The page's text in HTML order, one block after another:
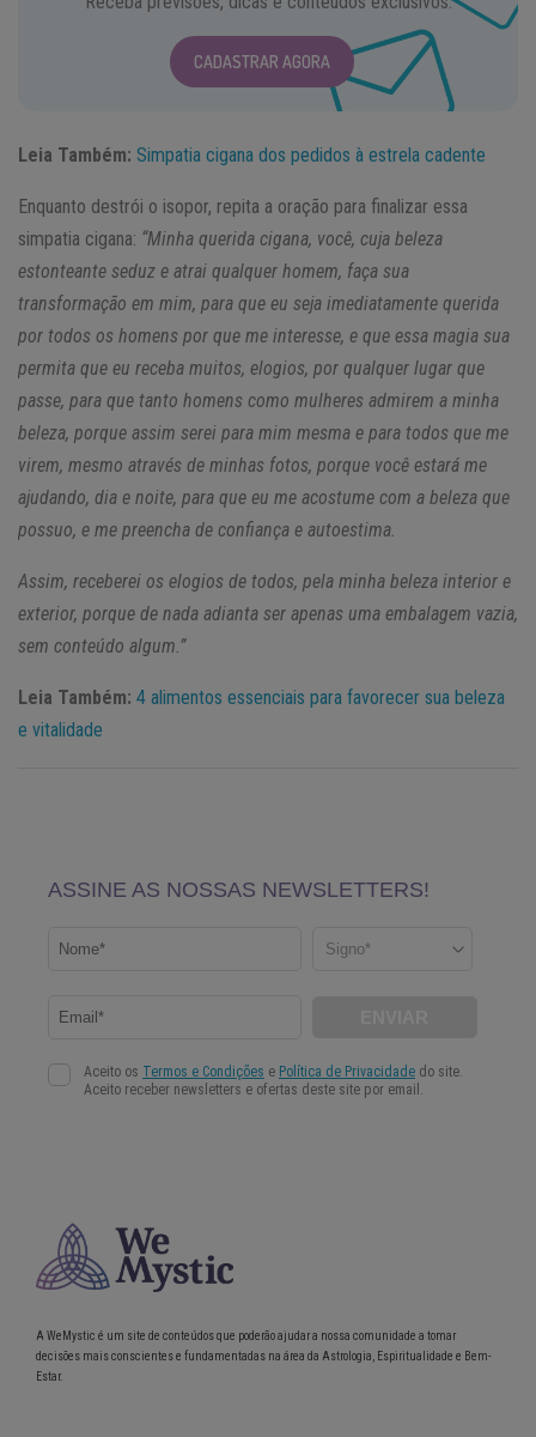
CADASTRAR AGORA
Leia Também: Simpatia cigana dos pedidos à estrela cadente
Enquanto destrói o isopor, repita a oração para finalizar essa
simpatia cigana: “Minha querida cigana, você, cuja beleza
estonteante seduz e atrai qualquer homem, faça sua
transformação em mim, para que eu seja imediatamente querida
por todos os homens por que me interesse, e que essa magia sua
permita que eu receba muitos, elogios, por qualquer lugar que
passe, para que tanto homens como mulheres admirem a minha
beleza, porque assim serei para mim mesma e para todos que me
virem, mesmo através de minhas fotos, porque você estará me
ajudando, dia e noite, para que eu me acostume com a beleza que
possuo, e me preencha de confiança e autoestima.
Assim, receberei os elogios de todos, pela minha beleza interior e
exterior, porque de nada adianta ser apenas uma embalagem vazia,
sem conteúdo algum.”
Leia Também: 4 alimentos essenciais para favorecer sua beleza
e vitalidade
A WeMystic é um site de conteúdos que poderão ajudar a nossa comunidade a tomar
decisões mais conscientes e fundamentadas na área da Astrologia, Espiritualidade e Bem-
Estar.